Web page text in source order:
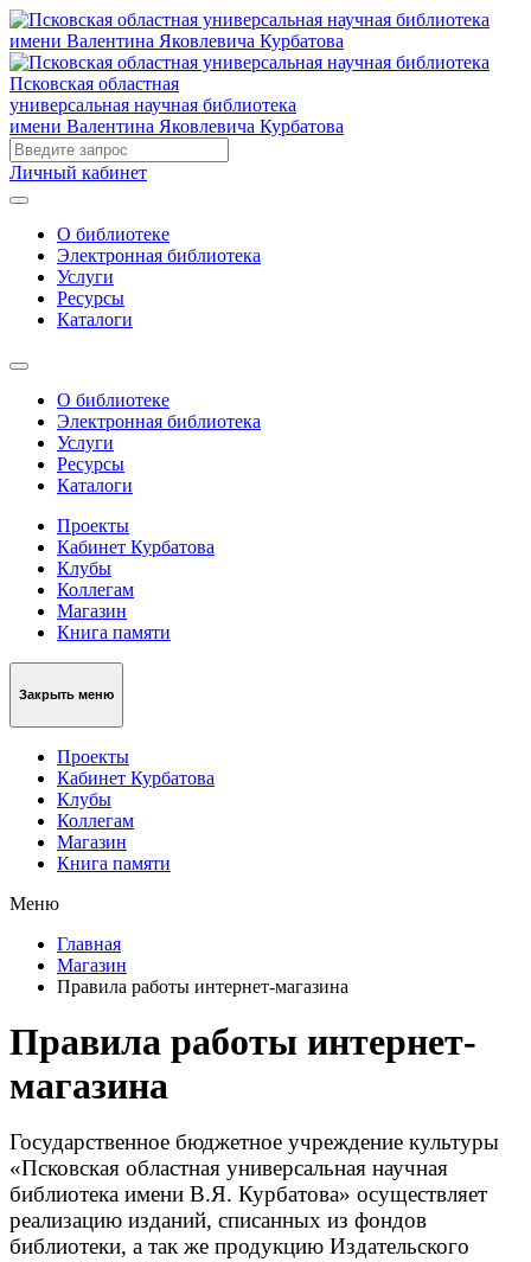
Псковская областная
универсальная научная библиотека
имени Валентина Яковлевича Курбатова
Личный кабинет
О библиотеке
Электронная библиотека
Услуги
Ресурсы
Каталоги
О библиотеке
Электронная библиотека
Услуги
Ресурсы
Каталоги
Проекты
Кабинет Курбатова
Клубы
Коллегам
Магазин
Книга памяти
Закрыть меню
Проекты
Кабинет Курбатова
Клубы
Коллегам
Магазин
Книга памяти
Меню
Главная
Магазин
Правила работы интернет-магазина
Правила работы интернет-
магазина
Государственное бюджетное учреждение культуры
«Псковская областная универсальная научная
библиотека имени В.Я. Курбатова» осуществляет
реализацию изданий, списанных из фондов
библиотеки, а так же продукцию Издательского